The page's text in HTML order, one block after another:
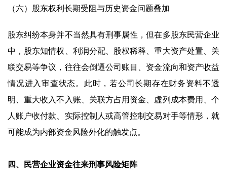
（六）股东权利长期受阻与历史资金问题叠加
股东纠纷本身并不当然具有刑事属性，但在多股东民营企业
中，股东知情权、利润分配、股权稀释、重大资产处置、关
联交易等争议，往往会倒逼公司账目、资金流向和资产收益
情况进入审查状态。此时，若公司长期存在财务资料不透
明、重大收入不入账、关联方占用资金、虚列成本费用、个
人账户收付款、实际控制人或高管控制交易对手等情形，就
可能成为内部资金风险外化的触发点。
四、民营企业资金往来刑事风险矩阵